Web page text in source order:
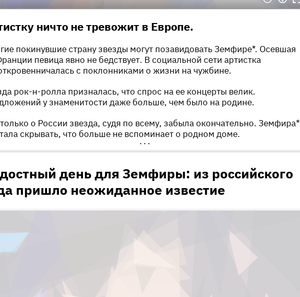
ничто не тревожит в Европе.
покинувшие страну звезды могут позавидовать Земфире*. Осевшая
певица явно не бедствует. В социальной сети артистка
с поклонниками о жизни на чужбине.
рок-н-ролла призналась, что спрос на ее концерты велик.
у знаменитости даже больше, чем было на родине.
о России звезда, судя по всему, забыла окончательно. Земфира*
скрывать, что больше не вспоминает о родном доме.
•••
день для Земфиры: из российского
пришло неожиданное известие